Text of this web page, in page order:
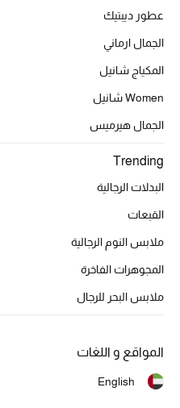
الحب للمحلي
حقائب وأحذية متطابقة
هدايا للنساء
ركن الفخامة
جميع الملابس النسائية
جميع الحقائب النسائية
عطور ديبتيك
الجمال ارماني
المكياج شانيل
Women شانيل
الجمال هيرميس
Trending
البدلات الرجالية
القبعات
ملابس النوم الرجالية
المجوهرات الفاخرة
ملابس البحر للرجال
المواقع و اللغات
English